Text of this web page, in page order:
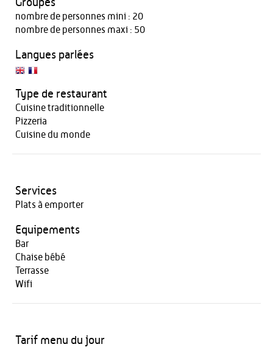
Groupes
nombre de personnes mini : 20
nombre de personnes maxi : 50
Langues parlées
Type de restaurant
Cuisine traditionnelle
Pizzeria
Cuisine du monde
Services
Plats à emporter
Equipements
Bar
Chaise bébé
Terrasse
Wifi
Tarif menu du jour